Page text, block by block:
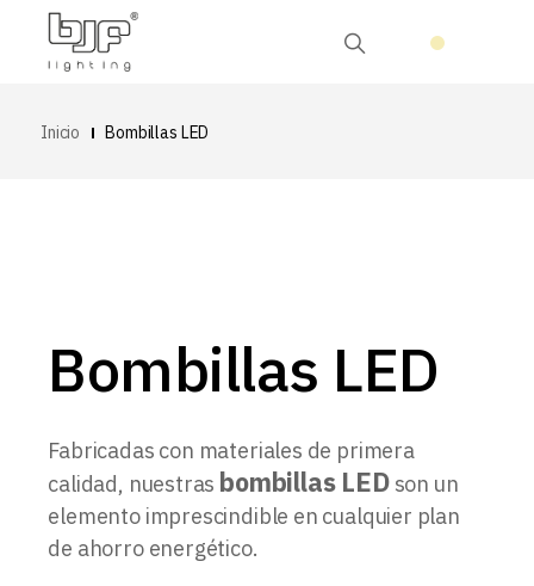
Inicio Bombillas LED
Bombillas LED
Fabricadas con materiales de primera
calidad, nuestras bombillas LEDson un
elemento imprescindible en cualquier plan
de ahorro energético.